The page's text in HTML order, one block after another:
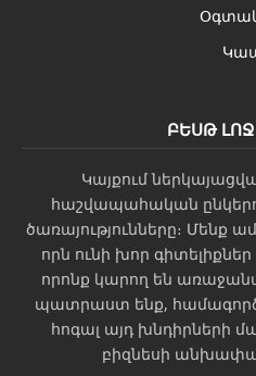
ԲԵՍԹ
Կայքում
հաշվապահական
ծառայությունները։ Մենք
որն ունի խոր
որոնք կարող են
պատրաստ ենք,
հոգալ այդ խնդիրների
բիզնեսի